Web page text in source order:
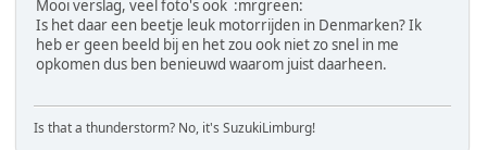
Mooi verslag, veel foto's ook :mrgreen:
Is het daar een beetje leuk motorrijden in Denmarken? Ik
heb er geen beeld bij en het zou ook niet zo snel in me
opkomen dus ben benieuwd waarom juist daarheen.
Is that a thunderstorm? No, it's SuzukiLimburg!